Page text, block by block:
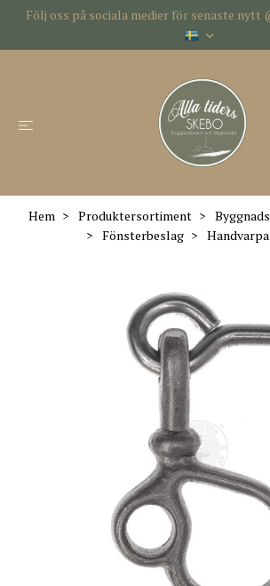
Följ oss på sociala medier för senaste nytt
Hem Produktersortiment
Fönsterbeslag
Handvarpa